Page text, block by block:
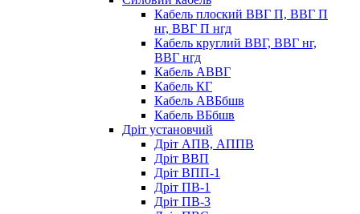
Кабель плоский ВВГ П, ВВГ П
нг, ВВГ П нгд
Кабель круглий ВВГ, ВВГ нг,
ВВГ нгд
Кабель АВВГ
Кабель КГ
Кабель АВБбшв
Кабель ВБбшв
Дріт установчий
Дріт АПВ, АППВ
Дріт ВВП
Дріт ВПП-1
Дріт ПВ-1
Дріт ПВ-3